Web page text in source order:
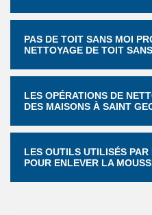
PAS DE TOIT SANS MOI
NETTOYAGE DE TOIT
LES OPÉRATIONS DE
DES MAISONS À SAINT
LES OUTILS UTILISÉS
POUR ENLEVER LA